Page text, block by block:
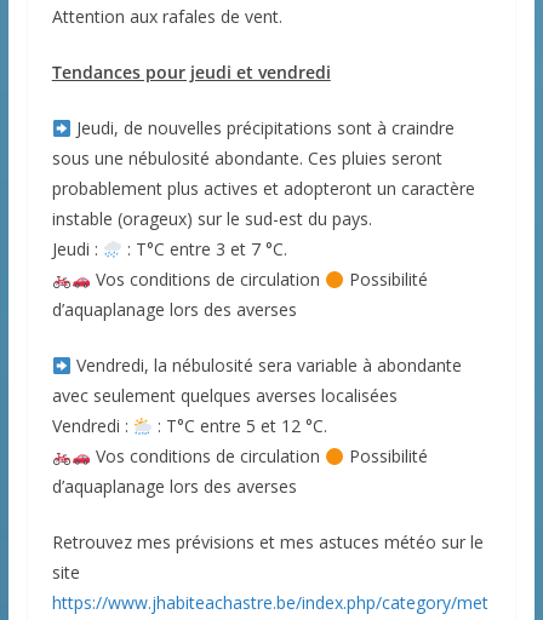
Attention aux rafales de vent.
Tendances pour jeudi et vendredi
Jeudi, de nouvelles précipitations sont à craindre
sous une nébulosité abondante. Ces pluies seront
probablement plus actives et adopteront un caractère
instable (orageux) sur le sud-est du pays.
Jeudi :
: T°C entre 3 et 7 °C.
Vos conditions de circulation
Possibilité
d’aquaplanage lors des averses
Vendredi, la nébulosité sera variable à abondante
avec seulement quelques averses localisées
Vendredi :
: T°C entre 5 et 12 °C.
Vos conditions de circulation
Possibilité
d’aquaplanage lors des averses
Retrouvez mes prévisions et mes astuces météo sur le
site
https://www.jhabiteachastre.be/index.php/category/met